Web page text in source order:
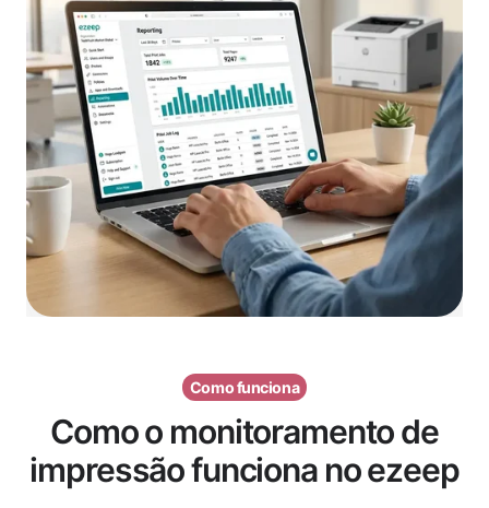
Como funciona
Como o monitoramento de
impressão funciona no ezeep